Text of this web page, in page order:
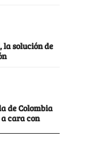
solución de
de Colombia
cara con